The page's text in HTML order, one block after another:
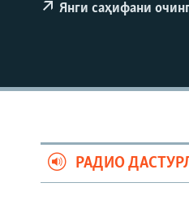
Янги саҳифани
РАДИО